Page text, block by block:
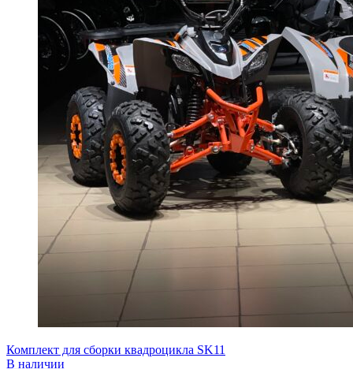
Комплект для сборки квадроцикла SK11
В наличии